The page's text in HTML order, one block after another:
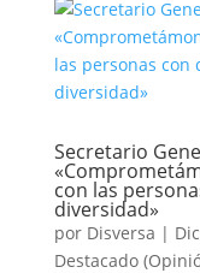
Secretario
con las
diversidad»
por Disversa |
Destacado